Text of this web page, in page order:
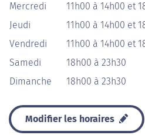
Mercredi
11h00 à 14h00 et
Jeudi
11h00 à 14h00 et
Vendredi
11h00 à 14h00 et
Samedi
18h00 à 23h30
Dimanche
18h00 à 23h30
Modifier les horaires